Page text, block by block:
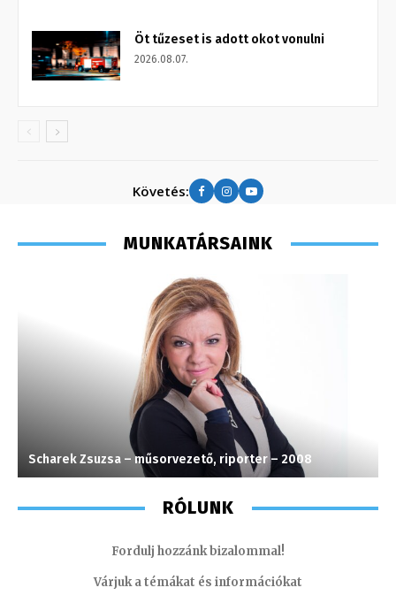
Öt tűzeset is adott okot vonulni
2026.08.07.
Követés:
MUNKATÁRSAINK
Scharek Zsuzsa – műsorvezető, riporter – 2008
RÓLUNK
Fordulj hozzánk bizalommal!
Várjuk a témákat és információkat